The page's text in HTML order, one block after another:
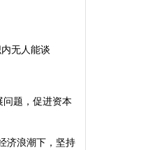
无人能谈
题，促进资本
济浪潮下，坚持